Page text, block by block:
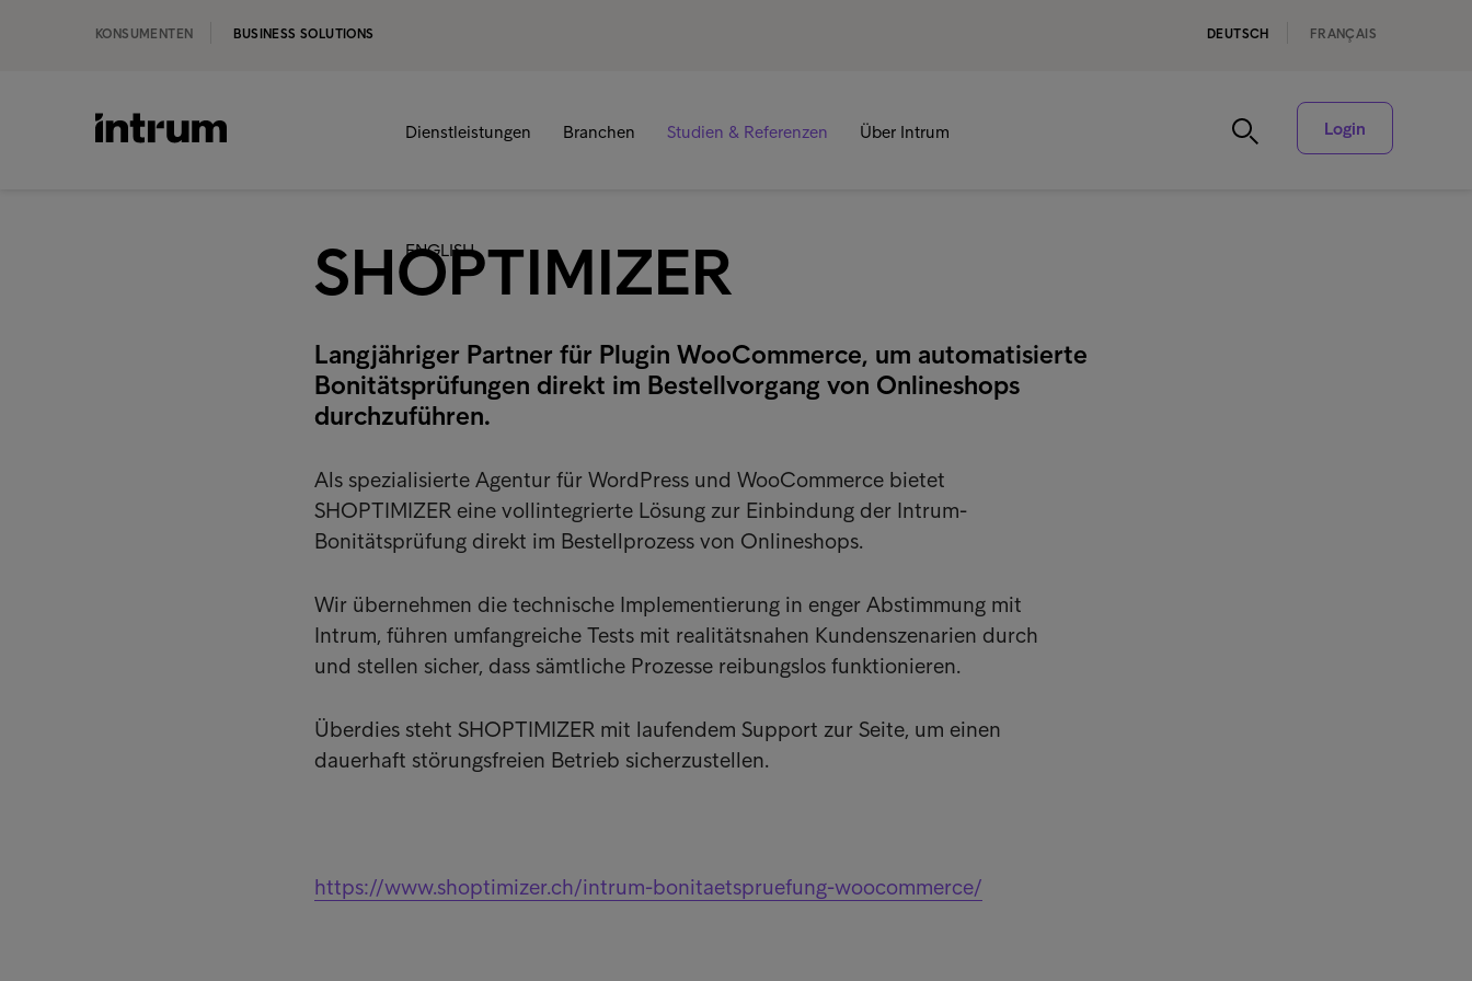
KONSUMENTEN BUSINESS SOLUTIONS DEUTSCH FRANÇAIS
Dienstleistungen Branchen Studien & Referenzen Über Intrum
ENGLISH
Login
SHOPTIMIZER
Langjähriger Partner für Plugin WooCommerce, um automatisierte
Bonitätsprüfungen direkt im Bestellvorgang von Onlineshops
durchzuführen.
Als spezialisierte Agentur für WordPress und WooCommerce bietet
SHOPTIMIZER eine vollintegrierte Lösung zur Einbindung der Intrum-
Bonitätsprüfung direkt im Bestellprozess von Onlineshops.
Wir übernehmen die technische Implementierung in enger Abstimmung mit
Intrum, führen umfangreiche Tests mit realitätsnahen Kundenszenarien durch
und stellen sicher, dass sämtliche Prozesse reibungslos funktionieren.
Überdies steht SHOPTIMIZER mit laufendem Support zur Seite, um einen
dauerhaft störungsfreien Betrieb sicherzustellen.
https://www.shoptimizer.ch/intrum-bonitaetspruefung-woocommerce/